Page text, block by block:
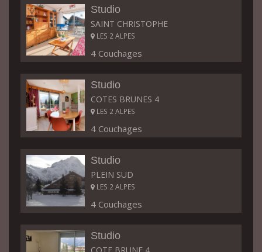
Studio
SAINT CHRISTOPHE
LES 2 ALPES
4 Couchages
Studio
COTES BRUNES 4
LES 2 ALPES
4 Couchages
Studio
PLEIN SUD
LES 2 ALPES
4 Couchages
Studio